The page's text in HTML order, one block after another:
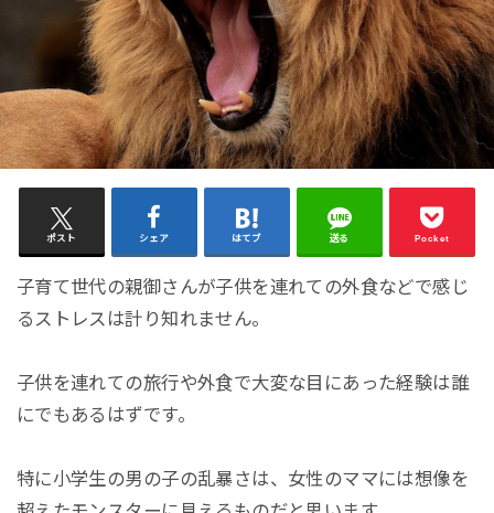
ポスト シェア はてブ 送る Pocket
子育て世代の親御さんが子供を連れての外食などで感じ
るストレスは計り知れません。
子供を連れての旅行や外食で大変な目にあった経験は誰
にでもあるはずです。
特に小学生の男の子の乱暴さは、女性のママには想像を